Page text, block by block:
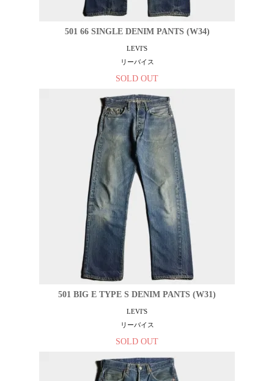
501 66 SINGLE DENIM PANTS (W34)
LEVI'S
リーバイス
SOLD OUT
501 BIG E TYPE S DENIM PANTS (W31)
LEVI'S
リーバイス
SOLD OUT